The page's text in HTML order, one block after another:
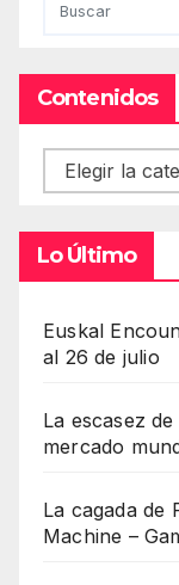
Contenidos
Contenidos
Lo Último
Euskal
al 26 de julio
La escasez
mercado
La cagada de
Machine –